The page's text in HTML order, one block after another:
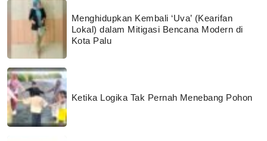
Menghidupkan Kembali ‘Uva’ (Kearifan
Lokal) dalam Mitigasi Bencana Modern di
Kota Palu
Ketika Logika Tak Pernah Menebang Pohon